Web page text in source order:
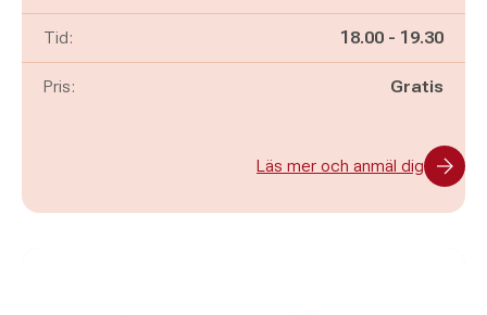
Tid: Pågår mellan
18.00 - och
19.30
Pris: Gratis
Läs mer och anmäl dig